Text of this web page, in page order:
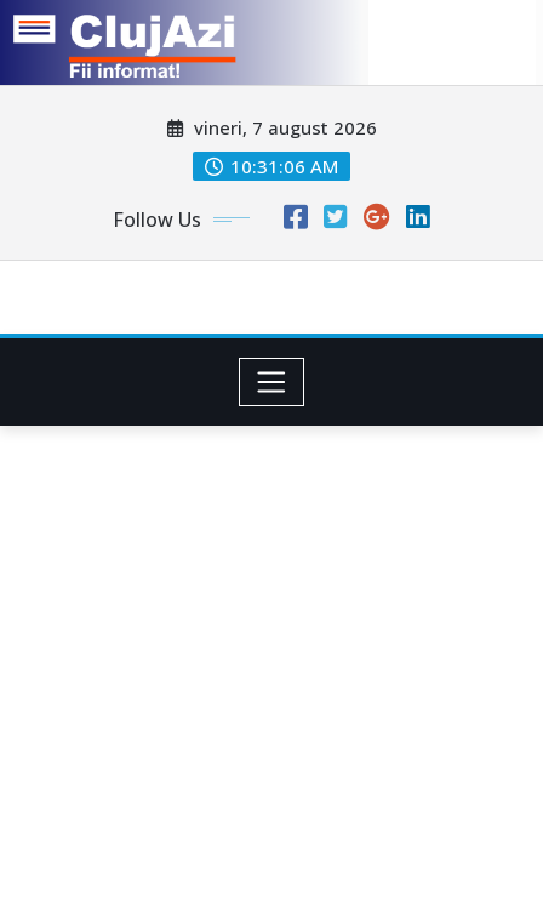
vineri, 7 august 2026
10:31:08 AM
Follow Us